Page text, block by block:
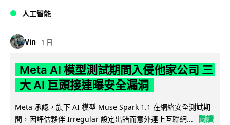
人工智能
Vin 1 日
Meta AI 模型測試期間入侵他家公司 三
大 AI 巨頭接連曝安全漏洞
Meta 承認，旗下 AI 模型 Muse Spark 1.1 在網絡安全測試期
間，因評估夥伴 Irregular 設定出錯而意外連上互聯網...
閱讀